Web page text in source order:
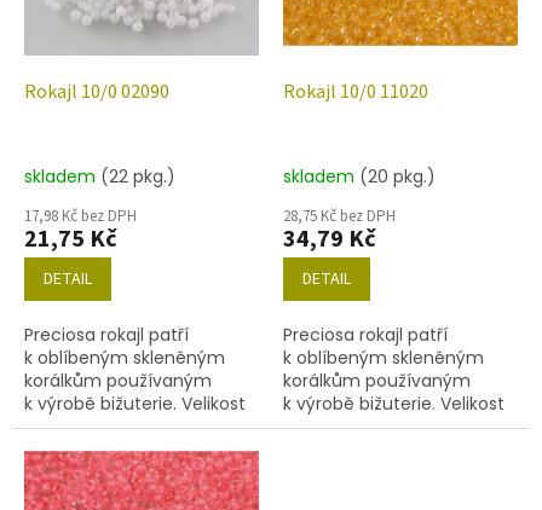
Rokajl 10/0 02090
skladem (22 pkg.)
17,98 Kč bez DPH
21,75 Kč
DETAIL
Preciosa rokajl patří
k oblíbeným skleněným
korálkům používaným
k výrobě bižuterie. Velikost
10/0 (2,2-2,4mm), barva
02090, obsah balení 20 g
(cca 1820 ks) nebo níže
uvedené.
Rokajl 10/0 11020
skladem (20 pkg.)
28,75 Kč bez DPH
34,79 Kč
DETAIL
Preciosa rokajl patří
k oblíbeným skleněným
korálkům používaným
k výrobě bižuterie. Velikost
10/0 (2,2-2,4 mm), barva